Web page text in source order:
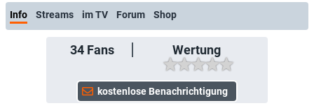
Info Streams im TV Forum Shop
34Fans Wertung